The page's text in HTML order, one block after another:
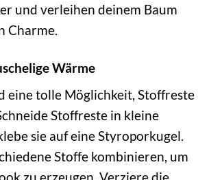
und verleihen deinem Baum
Charme.
Wärme
eine tolle Möglichkeit, Stoffreste
Stoffreste in kleine
sie auf eine Styroporkugel.
Stoffe kombinieren, um